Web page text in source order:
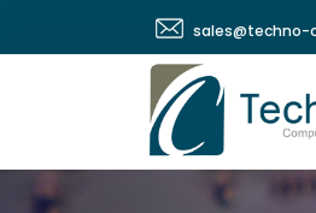
sales@techno-